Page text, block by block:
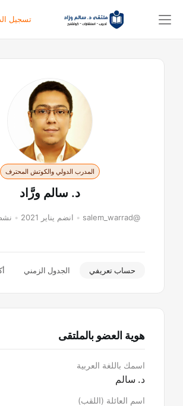
تسجيل
المدرب الدولي والكوتش المحترف
د. سالم ورَّاد
@salem_warrad
• انضم يناير 2021 •
حساب تعريفي الجدول الزمني
هوية العضو بالملتقى
اسمك باللغة العربية
د. سالم
اسم العائلة (اللقب)